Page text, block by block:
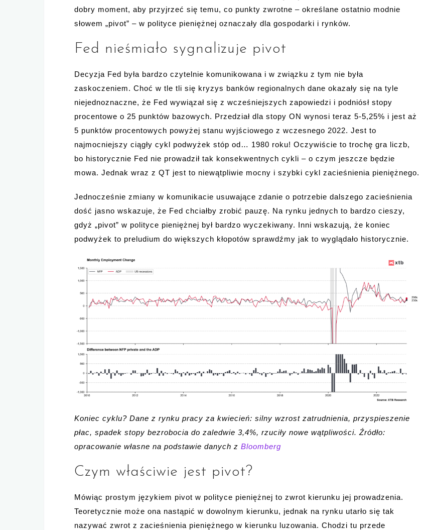
dobry moment, aby przyjrzeć się temu, co punkty zwrotne – określane ostatnio modnie
słowem „pivot” – w polityce pieniężnej oznaczały dla gospodarki i rynków.
Fed nieśmiało sygnalizuje pivot
Decyzja Fed była bardzo czytelnie komunikowana i w związku z tym nie była
zaskoczeniem. Choć w tle tli się kryzys banków regionalnych dane okazały się na tyle
niejednoznaczne, że Fed wywiązał się z wcześniejszych zapowiedzi i podniósł stopy
procentowe o 25 punktów bazowych. Przedział dla stopy ON wynosi teraz 5-5,25% i jest aż
5 punktów procentowych powyżej stanu wyjściowego z wczesnego 2022. Jest to
najmocniejszy ciągły cykl podwyżek stóp od… 1980 roku! Oczywiście to trochę gra liczb,
bo historycznie Fed nie prowadził tak konsekwentnych cykli – o czym jeszcze będzie
mowa. Jednak wraz z QT jest to niewątpliwie mocny i szybki cykl zacieśnienia pieniężnego.
Jednocześnie zmiany w komunikacie usuwające zdanie o potrzebie dalszego zacieśnienia
dość jasno wskazuje, że Fed chciałby zrobić pauzę. Na rynku jednych to bardzo cieszy,
gdyż „pivot” w polityce pieniężnej był bardzo wyczekiwany. Inni wskazują, że koniec
podwyżek to preludium do większych kłopotów sprawdźmy jak to wyglądało historycznie.
Koniec cyklu? Dane z rynku pracy za kwiecień: silny wzrost zatrudnienia, przyspieszenie
płac, spadek stopy bezrobocia do zaledwie 3,4%, rzuciły nowe wątpliwości. Źródło:
opracowanie własne na podstawie danych z Bloomberg
Czym właściwie jest pivot?
Mówiąc prostym językiem pivot w polityce pieniężnej to zwrot kierunku jej prowadzenia.
Teoretycznie może ona nastąpić w dowolnym kierunku, jednak na rynku utarło się tak
nazywać zwrot z zacieśnienia pieniężnego w kierunku luzowania. Chodzi tu przede